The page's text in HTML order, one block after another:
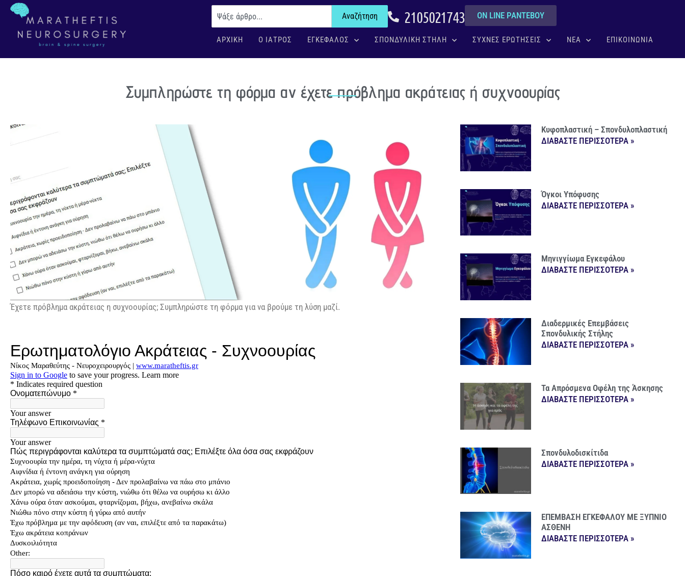
Αναζήτηση 2105021743 ON LINE ΡΑΝΤΕΒΟΥ
ΑΡΧΙΚΗ Ο ΙΑΤΡΟΣ ΕΓΚΕΦΑΛΟΣ ΣΠΟΝΔΥΛΙΚΗ ΣΤΗΛΗ ΣΥΧΝΕΣ ΕΡΩΤΗΣΕΙΣ ΝΕΑ ΕΠΙΚΟΙΝΩΝΙΑ
Συμπληρώστε τη φόρμα αν έχετε πρόβλημα ακράτειας ή συχνοουρίας
Έχετε πρόβλημα ακράτειας η συχνοουρίας; Συμπληρώστε τη φόρμα για να βρούμε τη λύση μαζί.
Κυφοπλαστική – Σπονδυλοπλαστική
ΔΙΑΒΑΣΤΕ ΠΕΡΙΣΣΟΤΕΡΑ »
Όγκοι Υπόφυσης
ΔΙΑΒΑΣΤΕ ΠΕΡΙΣΣΟΤΕΡΑ »
Μηνιγγίωμα Εγκεφάλου
ΔΙΑΒΑΣΤΕ ΠΕΡΙΣΣΟΤΕΡΑ »
Διαδερμικές Επεμβάσεις
Σπονδυλικής Στήλης
ΔΙΑΒΑΣΤΕ ΠΕΡΙΣΣΟΤΕΡΑ »
Τα Απρόσμενα Οφέλη της Άσκησης
ΔΙΑΒΑΣΤΕ ΠΕΡΙΣΣΟΤΕΡΑ »
Σπονδυλοδισκίτιδα
ΔΙΑΒΑΣΤΕ ΠΕΡΙΣΣΟΤΕΡΑ »
ΕΠΕΜΒΑΣΗ ΕΓΚΕΦΑΛΟΥ ΜΕ ΞΥΠΝΙΟ
ΑΣΘΕΝΗ
ΔΙΑΒΑΣΤΕ ΠΕΡΙΣΣΟΤΕΡΑ »